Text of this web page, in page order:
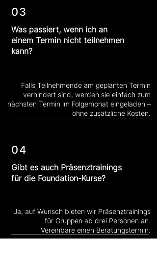
03
Was passiert, wenn ich an
einem Termin nicht teilnehmen
kann?
04
Gibt es auch Präsenztrainings
für die Foundation-Kurse?
Falls Teilnehmende am geplanten Termin
verhindert sind, werden sie einfach zum
nächsten Termin im Folgemonat eingeladen –
ohne zusätzliche Kosten.
Ja, auf Wunsch bieten wir Präsenztrainings
für Gruppen ab drei Personen an.
Vereinbare einen Beratungstermin.